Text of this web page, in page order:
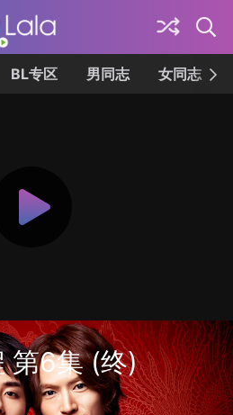
BL专区 男同志 女同志
第6集 (终)